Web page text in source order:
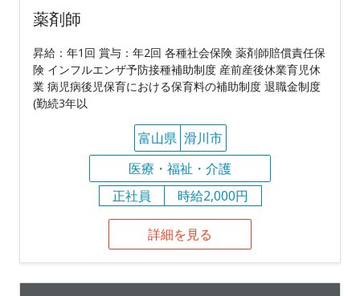
薬剤師
昇給：年1回 賞与：年2回 各種社会保険 薬剤師賠償責任保
険 インフルエンザ予防接種補助制度 産前産後休業育児休
業 病児病後児保育における保育料の補助制度 退職金制度
(勤続3年以
富山県 滑川市
医療・福祉・介護
正社員
時給2,000円
詳細を見る